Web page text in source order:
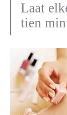
Laat
tien